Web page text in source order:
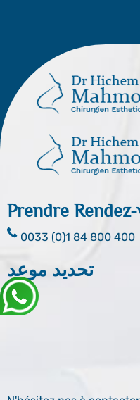
Prendre
0033 (0)1 84 800 400
تحديد موعد